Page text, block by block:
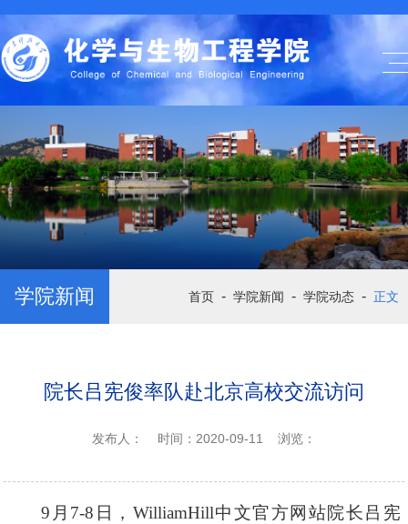
学院新闻 首页 - 学院新闻 - 学院动态 - 正文
院长吕宪俊率队赴北京高校交流访问
发布人： 时间：2020-09-11 浏览：
9月7-8日，WilliamHill中文官方网站院长吕宪